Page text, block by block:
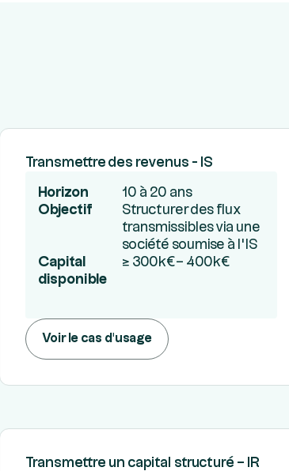
Transmettre des revenus - IS
Horizon
10 à 20 ans
Objectif
Structurer des flux
transmissibles via une
société soumise à l’IS
Capital
disponible
≥ 300k€– 400k€
Voir le cas d'usage
Transmettre un capital structuré – IR